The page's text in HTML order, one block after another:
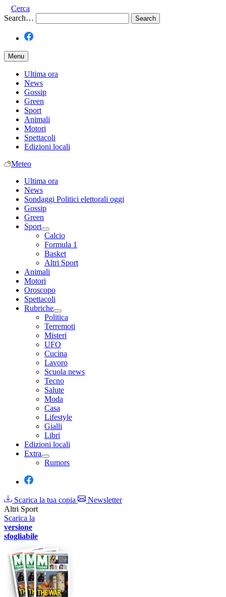
Cerca
Search…
Menu
Ultima ora
News
Gossip
Green
Sport
Animali
Motori
Spettacoli
Edizioni locali
Meteo
Ultima ora
News
Sondaggi Politici elettorali oggi
Gossip
Green
Sport
Calcio
Formula 1
Basket
Altri Sport
Animali
Motori
Oroscopo
Spettacoli
Rubriche
Politica
Terremoti
Misteri
UFO
Cucina
Lavoro
Scuola news
Tecno
Salute
Moda
Casa
Lifestyle
Gialli
Libri
Edizioni locali
Extra
Rumors
Scarica la tua copia
Newsletter
Altri Sport
Scarica la
versione
sfogliabile